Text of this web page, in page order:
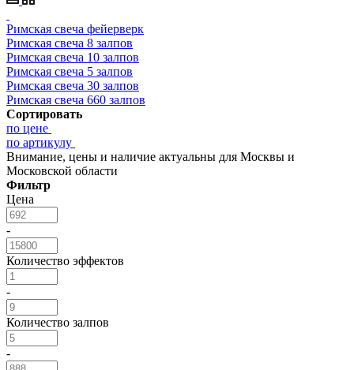
Римская свеча фейерверк
Римская свеча 8 залпов
Римская свеча 10 залпов
Римская свеча 5 залпов
Римская свеча 30 залпов
Римская свеча 660 залпов
Сортировать
по цене
по артикулу
Внимание, цены и наличие актуальны для Москвы и
Московской области
Фильтр
Цена
-
Количество эффектов
-
Количество залпов
-